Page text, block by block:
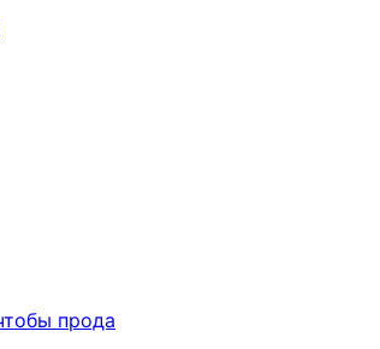
прода